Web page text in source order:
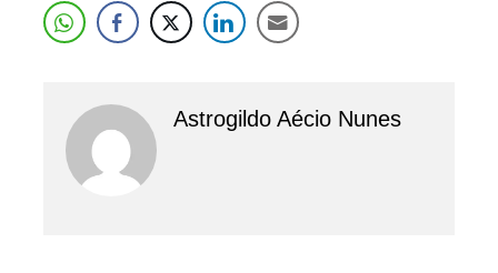
Astrogildo Aécio Nunes